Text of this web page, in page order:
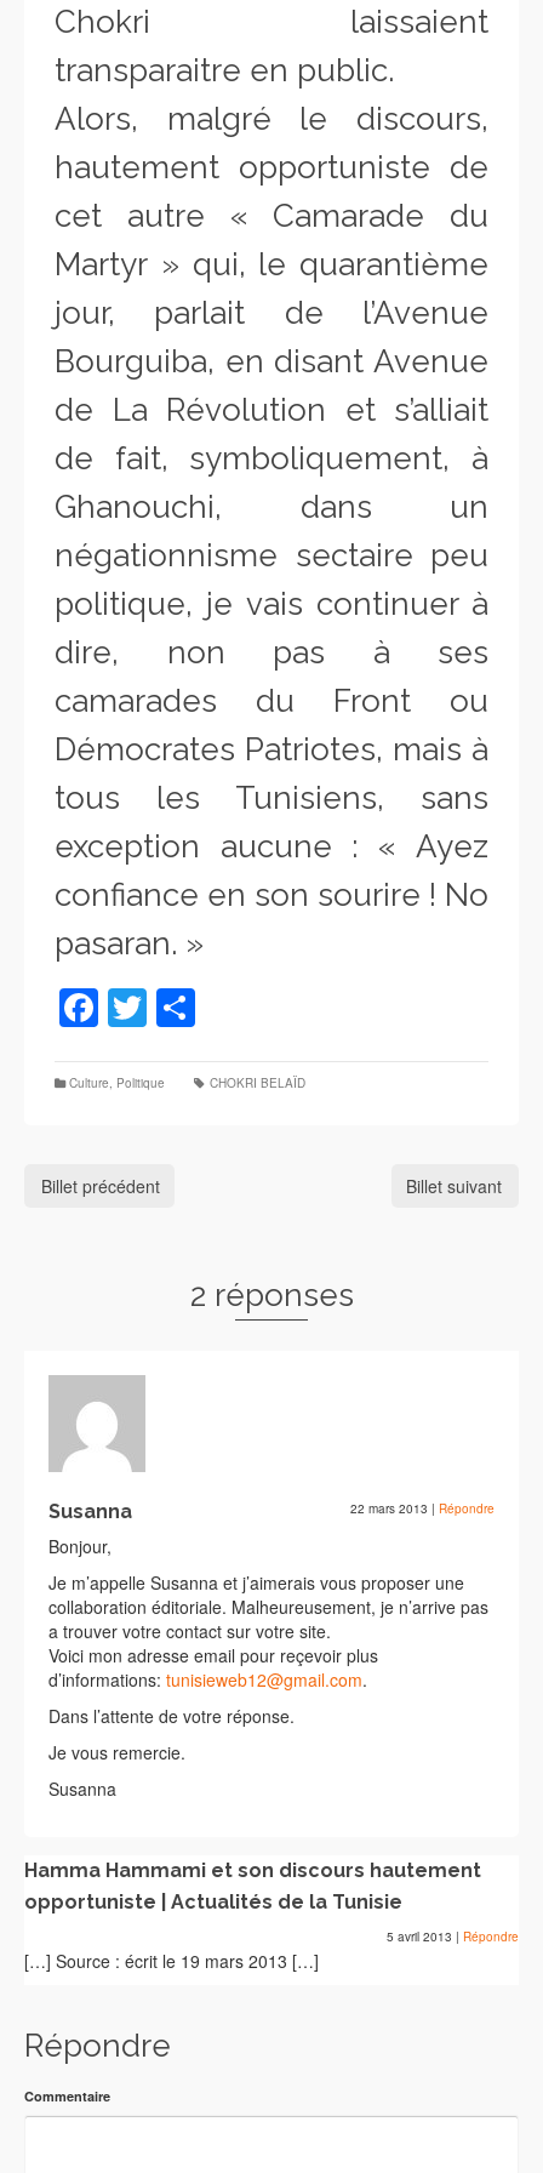
Chokri laissaient
transparaitre en public.
Alors, malgré le discours,
hautement opportuniste de
cet autre « Camarade du
Martyr » qui, le quarantième
jour, parlait de l’Avenue
Bourguiba, en disant Avenue
de La Révolution et s’alliait
de fait, symboliquement, à
Ghanouchi, dans un
négationnisme sectaire peu
politique, je vais continuer à
dire, non pas à ses
camarades du Front ou
Démocrates Patriotes, mais à
tous les Tunisiens, sans
exception aucune : « Ayez
confiance en son sourire ! No
pasaran. »
Facebook
Twitter
Culture, Politique CHOKRI BELAÏD
Billet précédent Billet suivant
2 réponses
Susanna 22 mars 2013 | Répondre
Bonjour,
Je m’appelle Susanna et j’aimerais vous proposer une
collaboration éditoriale. Malheureusement, je n’arrive pas
a trouver votre contact sur votre site.
Voici mon adresse email pour reçevoir plus
d’informations: tunisieweb12@gmail.com.
Dans l’attente de votre réponse.
Je vous remercie.
Susanna
Hamma Hammami et son discours hautement
opportuniste | Actualités de la Tunisie
5 avril 2013 | Répondre
[…] Source : écrit le 19 mars 2013 […]
Répondre
Commentaire